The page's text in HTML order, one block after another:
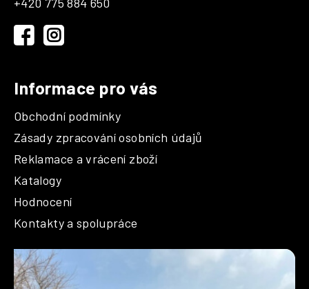
Informace pro vás
Obchodní podmínky
Zásady zpracování osobních údajů
Reklamace a vrácení zboží
Katalogy
Hodnocení
Kontakty a spolupráce